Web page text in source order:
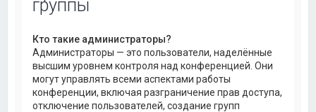
группы
Кто такие администраторы?
Администраторы — это пользователи, наделённые
высшим уровнем контроля над конференцией. Они
могут управлять всеми аспектами работы
конференции, включая разграничение прав доступа,
отключение пользователей, создание групп